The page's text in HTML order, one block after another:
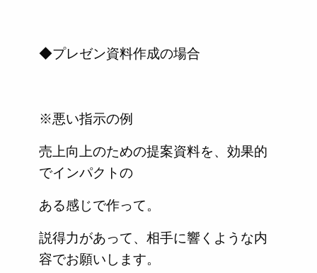
◆プレゼン資料作成の場合
※悪い指示の例
売上向上のための提案資料を、効果的
でインパクトの
ある感じで作って。
説得力があって、相手に響くような内
容でお願いします。